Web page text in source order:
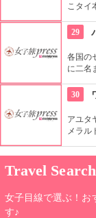
こタイ
29
各国の
に二名
う。
30
アユタ
メラル
です。
Travel Search
女子目線で選ぶ！お
す♪